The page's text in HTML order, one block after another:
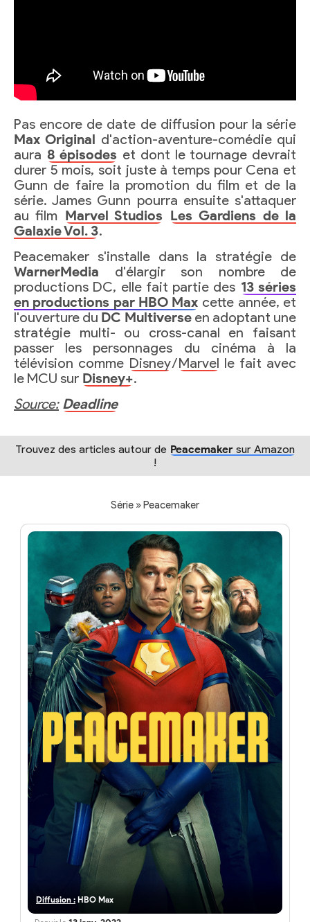
Pas encore de date de diffusion pour la série
Max Original d'action-aventure-comédie qui
aura 8 épisodes et dont le tournage devrait
durer 5 mois, soit juste à temps pour Cena et
Gunn de faire la promotion du film et de la
série. James Gunn pourra ensuite s'attaquer
au film Marvel Studios Les Gardiens de la
Galaxie Vol. 3.
Peacemaker s'installe dans la stratégie de
WarnerMedia d'élargir son nombre de
productions DC, elle fait partie des 13 séries
en productions par HBO Max cette année, et
l'ouverture du DC Multiverseen adoptant une
stratégie multi- ou cross-canal en faisant
passer les personnages du cinéma à la
télévision comme Disney/Marvel le fait avec
le MCU sur Disney+.
Source: Deadline
Trouvez des articles autour de Peacemakersur Amazon
!
Série » Peacemaker
Diffusion : HBO Max